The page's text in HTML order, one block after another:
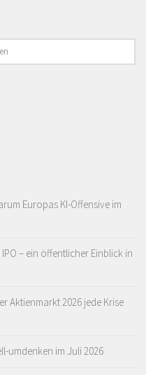
Europas KI-Offensive im
– ein öffentlicher Einblick in
Aktienmarkt 2026 jede Krise
umdenken im Juli 2026